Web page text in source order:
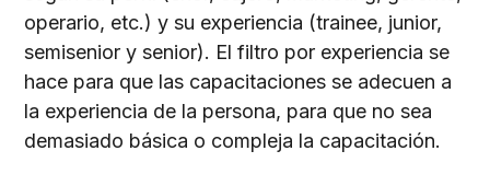
operario, etc.) y su experiencia (trainee, junior,
semisenior y senior). El filtro por experiencia se
hace para que las capacitaciones se adecuen a
la experiencia de la persona, para que no sea
demasiado básica o compleja la capacitación.